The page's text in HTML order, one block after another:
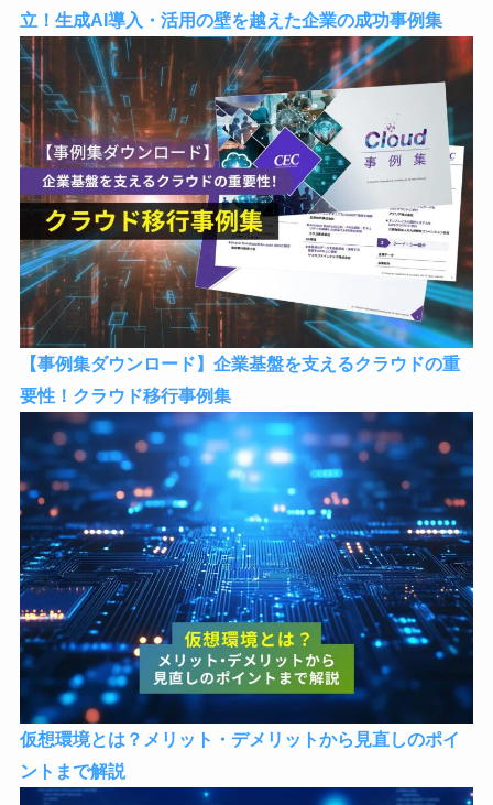
立！生成AI導入・活用の壁を越えた企業の成功事例集
【事例集ダウンロード】企業基盤を支えるクラウドの重
要性！クラウド移行事例集
仮想環境とは？メリット・デメリットから見直しのポイ
ントまで解説